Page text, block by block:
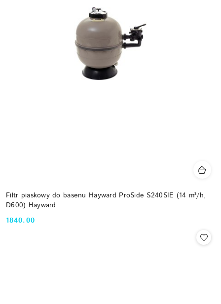
Filtr piaskowy do basenu Hayward ProSide S240SIE (14 m³/h,
D600) Hayward
Cena:
1840.00